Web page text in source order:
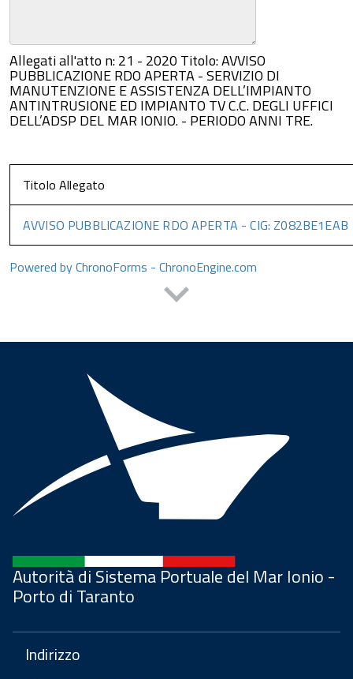
Allegati all'atto n: 21 - 2020 Titolo: AVVISO
PUBBLICAZIONE RDO APERTA - SERVIZIO DI
MANUTENZIONE E ASSISTENZA DELL’IMPIANTO
ANTINTRUSIONE ED IMPIANTO TV C.C. DEGLI UFFICI
DELL’ADSP DEL MAR IONIO. - PERIODO ANNI TRE.
Titolo Allegato
AVVISO PUBBLICAZIONE RDO APERTA - CIG: Z082BE1EAB
Powered by ChronoForms - ChronoEngine.com
Autorità di Sistema Portuale del Mar Ionio -
Porto di Taranto
Indirizzo